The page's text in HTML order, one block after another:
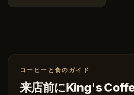
コーヒーと食のガイド
来店前にKing's